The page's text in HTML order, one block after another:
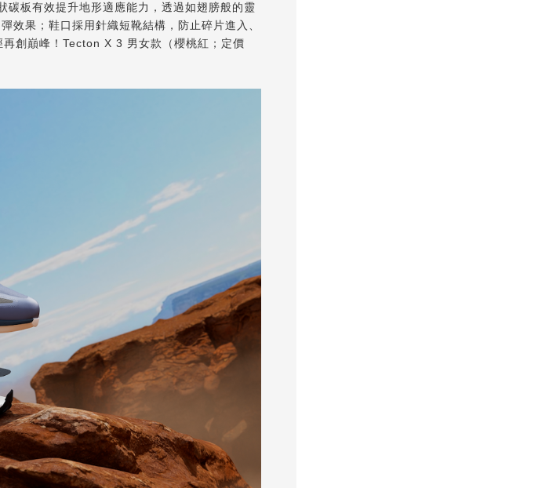
板有效提升地形適應能力，透過如翅膀般的靈
效果；鞋口採用針織短靴結構，防止碎片進入、
創巔峰！Tecton X 3 男女款（櫻桃紅；定價